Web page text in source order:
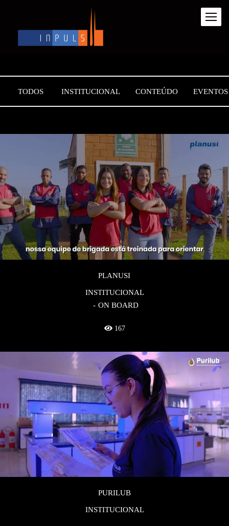
TODOS INSTITUCIONAL CONTEÚDO EVENTOS
PLANUSI
INSTITUCIONAL
ON BOARD
167
PURILUB
INSTITUCIONAL